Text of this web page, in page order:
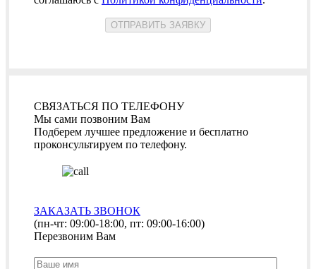
СВЯЗАТЬСЯ ПО ТЕЛЕФОНУ
Мы сами позвоним Вам
Подберем лучшее предложение и бесплатно
проконсультируем по телефону.
ЗАКАЗАТЬ ЗВОНОК
(пн-чт: 09:00-18:00, пт: 09:00-16:00)
Перезвоним Вам